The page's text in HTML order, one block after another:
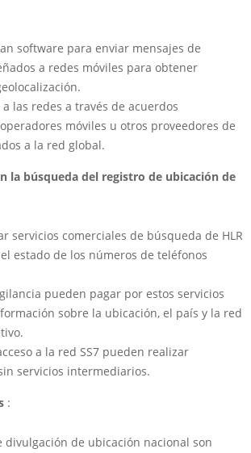
software para enviar mensajes de
a redes móviles para obtener
las redes a través de acuerdos
móviles u otros proveedores de
a la red global.
la búsqueda del registro de ubicación de
servicios comerciales de búsqueda de HLR
estado de los números de teléfonos
pueden pagar por estos servicios
sobre la ubicación, el país y la red
a la red SS7 pueden realizar
servicios intermediarios.
:
divulgación de ubicación nacional son